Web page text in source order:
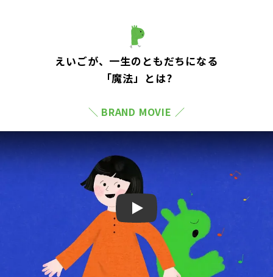
えいごが、一生のともだちになる
「魔法」とは?
＼ BRAND MOVIE ／